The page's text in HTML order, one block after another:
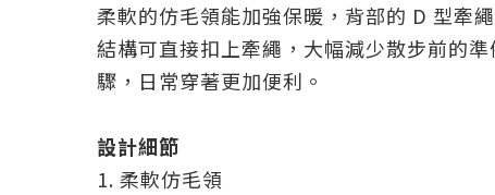
柔軟的仿毛領能加強保暖，背部的 D 型牽
結構可直接扣上牽繩，大幅減少散步前的準
驟，日常穿著更加便利。
設計細節
1. 柔軟仿毛領